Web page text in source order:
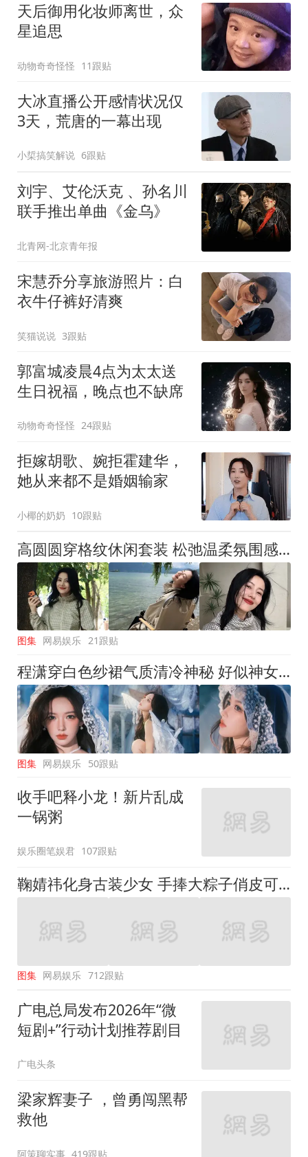
天后御用化妆师离世，众
星追思
动物奇奇怪怪 11跟贴
大冰直播公开感情状况仅
3天，荒唐的一幕出现
小梊搞笑解说 6跟贴
刘宇、艾伦沃克 、孙名川
联手推出单曲《金乌》
北青网-北京青年报
宋慧乔分享旅游照片：白
衣牛仔裤好清爽
笑猫说说 3跟贴
郭富城凌晨4点为太太送
生日祝福，晚点也不缺席
动物奇奇怪怪 24跟贴
拒嫁胡歌、婉拒霍建华，
她从来都不是婚姻输家
小椰的奶奶 10跟贴
高圆圆穿格纹休闲套装 松弛温柔氛围感拉满
图集 网易娱乐 21跟贴
程潇穿白色纱裙气质清冷神秘 好似神女降临
图集 网易娱乐 50跟贴
收手吧释小龙！新片乱成
一锅粥
娱乐圈笔娱君 107跟贴
鞠婧祎化身古装少女 手捧大粽子俏皮可爱
图集 网易娱乐 712跟贴
广电总局发布2026年“微
短剧+”行动计划推荐剧目
广电头条
梁家辉妻子 ，曾勇闯黑帮
救他
阿策聊实事 419跟贴